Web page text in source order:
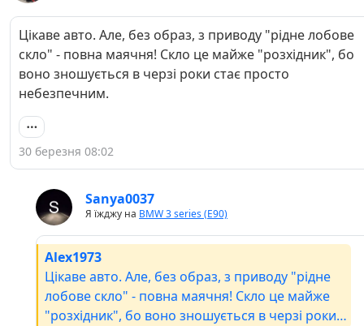
Цікаве авто. Але, без образ, з приводу "рідне лобове
скло" - повна маячня! Скло це майже "розхідник", бо
воно зношується в черзі роки стає просто
небезпечним.
30 березня 08:02
Sanya0037
Я їжджу на BMW 3 series (E90)
Alex1973
Цікаве авто. Але, без образ, з приводу "рідне
лобове скло" - повна маячня! Скло це майже
"розхідник", бо воно зношується в черзі роки